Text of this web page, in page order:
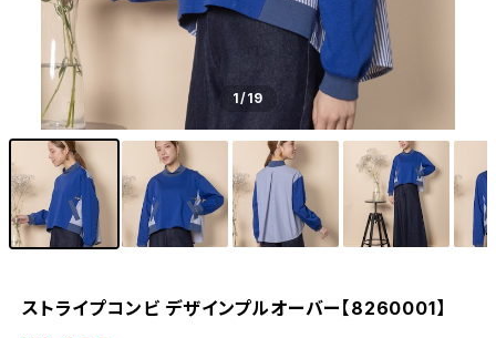
1/19
ストライプコンビ デザインプルオーバー【8260001】